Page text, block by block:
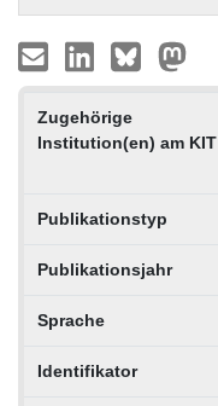
Zugehörige
Institution(en) am KIT
Publikationstyp
Publikationsjahr
Sprache
Identifikator